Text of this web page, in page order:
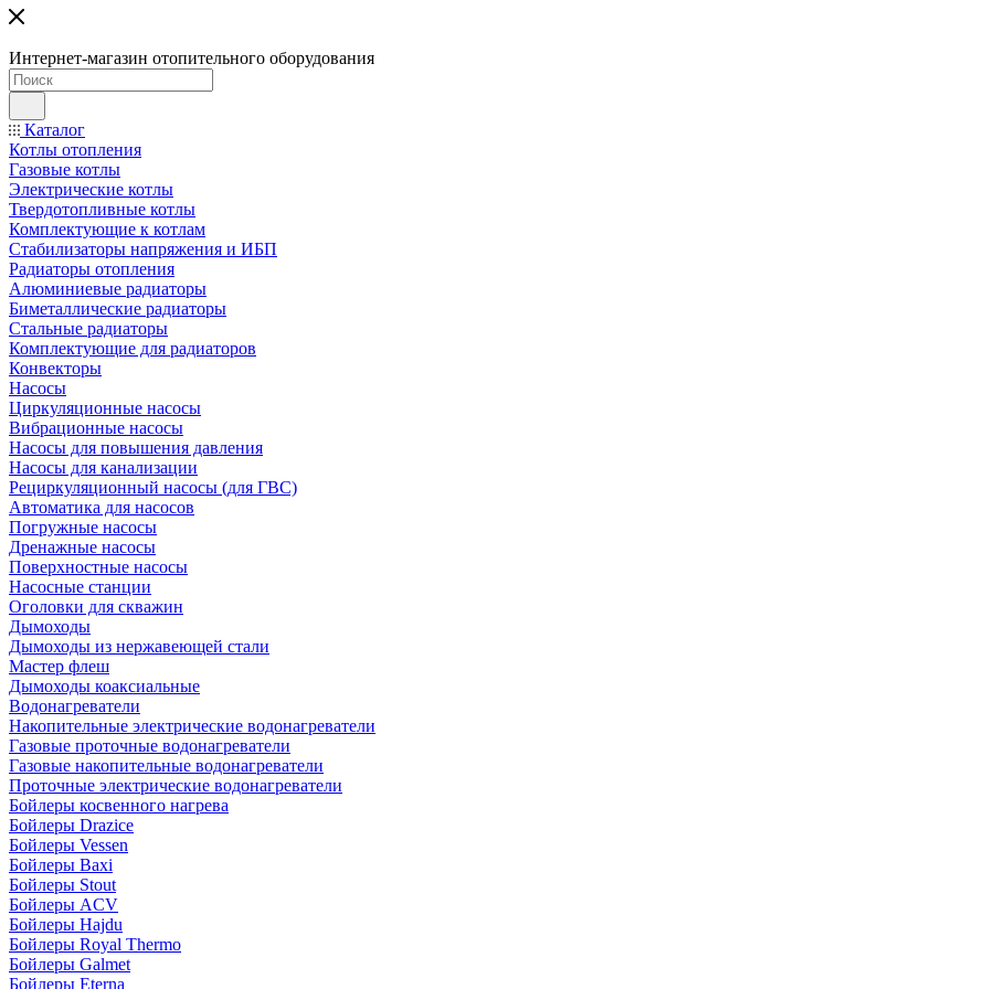
Интернет-магазин отопительного оборудования
Каталог
Котлы отопления
Газовые котлы
Электрические котлы
Твердотопливные котлы
Комплектующие к котлам
Стабилизаторы напряжения и ИБП
Радиаторы отопления
Алюминиевые радиаторы
Биметаллические радиаторы
Стальные радиаторы
Комплектующие для радиаторов
Конвекторы
Насосы
Циркуляционные насосы
Вибрационные насосы
Насосы для повышения давления
Насосы для канализации
Рециркуляционный насосы (для ГВС)
Автоматика для насосов
Погружные насосы
Дренажные насосы
Поверхностные насосы
Насосные станции
Оголовки для скважин
Дымоходы
Дымоходы из нержавеющей стали
Мастер флеш
Дымоходы коаксиальные
Водонагреватели
Накопительные электрические водонагреватели
Газовые проточные водонагреватели
Газовые накопительные водонагреватели
Проточные электрические водонагреватели
Бойлеры косвенного нагрева
Бойлеры Drazice
Бойлеры Vessen
Бойлеры Baxi
Бойлеры Stout
Бойлеры ACV
Бойлеры Hajdu
Бойлеры Royal Thermo
Бойлеры Galmet
Бойлеры Eterna